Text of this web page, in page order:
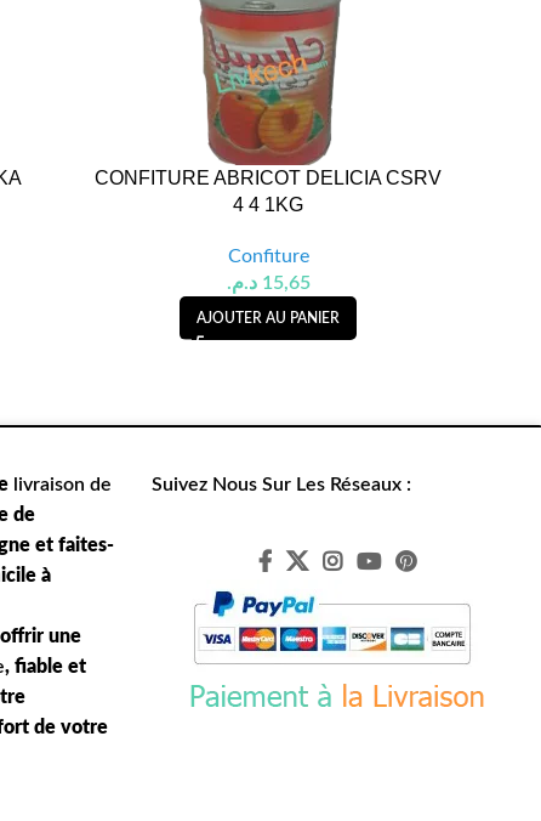
CONFITURE ABRICOT DELICIA CSRV
4 4 1KG
Confiture
15,65 د.م.
AJOUTER AU PANIER
livraison de
de
et faites-
à
offrir une
, fiable et
de votre
Suivez Nous Sur Les Réseaux :